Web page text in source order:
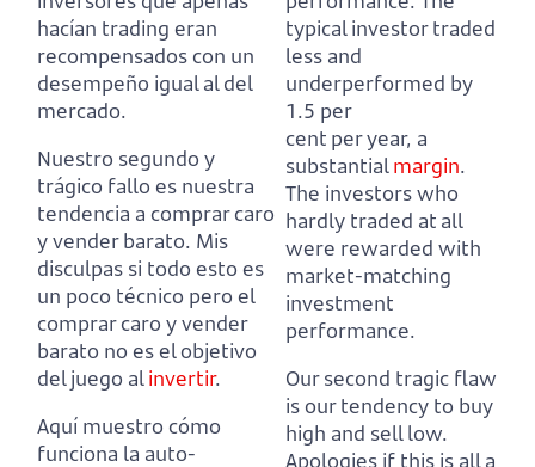
hacían trading eran
recompensados con un
desempeño igual al del
mercado.
Nuestro segundo y
trágico fallo es nuestra
tendencia a comprar caro
y vender barato. Mis
disculpas si todo esto es
un poco técnico pero el
comprar caro y vender
barato no es el objetivo
del juego alinvertir.
Aquí muestro cómo
funciona la auto-
typical investor traded
less and
underperformed by
1.5 per
cent per year, a
substantialmargin.
The investors who
hardly traded at all
were rewarded with
market-matching
investment
performance.
Our second tragic flaw
is our tendency to buy
high and sell low.
Apologies if this is all a